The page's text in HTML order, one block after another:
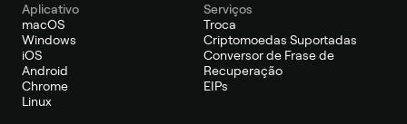
Aplicativo
macOS
Windows
iOS
Android
Chrome
Linux
Serviços
Troca
Criptomoedas Suportadas
Conversor de Frase de
Recuperação
EIPs